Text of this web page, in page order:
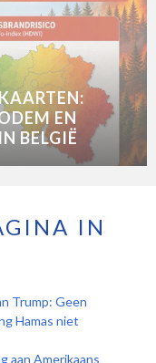
EN
BELGIË
IN
Trump: Geen
Hamas niet
aan Amerikaans